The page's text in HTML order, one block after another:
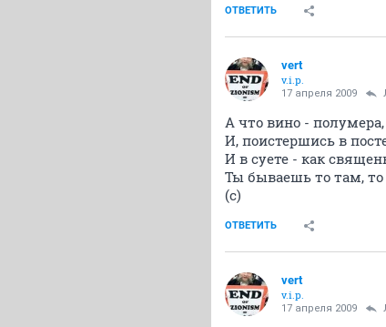
ОТВЕТИТЬ
vert
v.i.p.
17 апреля 2009
А что вино -
И, поистершись в
И в суете - как
Ты бываешь то там, то
(с)
ОТВЕТИТЬ
vert
v.i.p.
17 апреля 2009